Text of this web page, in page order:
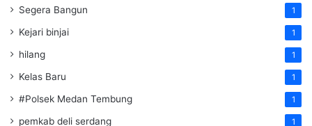
Segera Bangun 1
Kejari binjai 1
hilang 1
Kelas Baru 1
#Polsek Medan Tembung 1
pemkab deli serdang 1